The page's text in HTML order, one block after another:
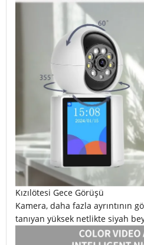
Kızılötesi Gece Görüşü
Kamera, daha fazla ayrıntının
tanıyan yüksek netlikte siyah